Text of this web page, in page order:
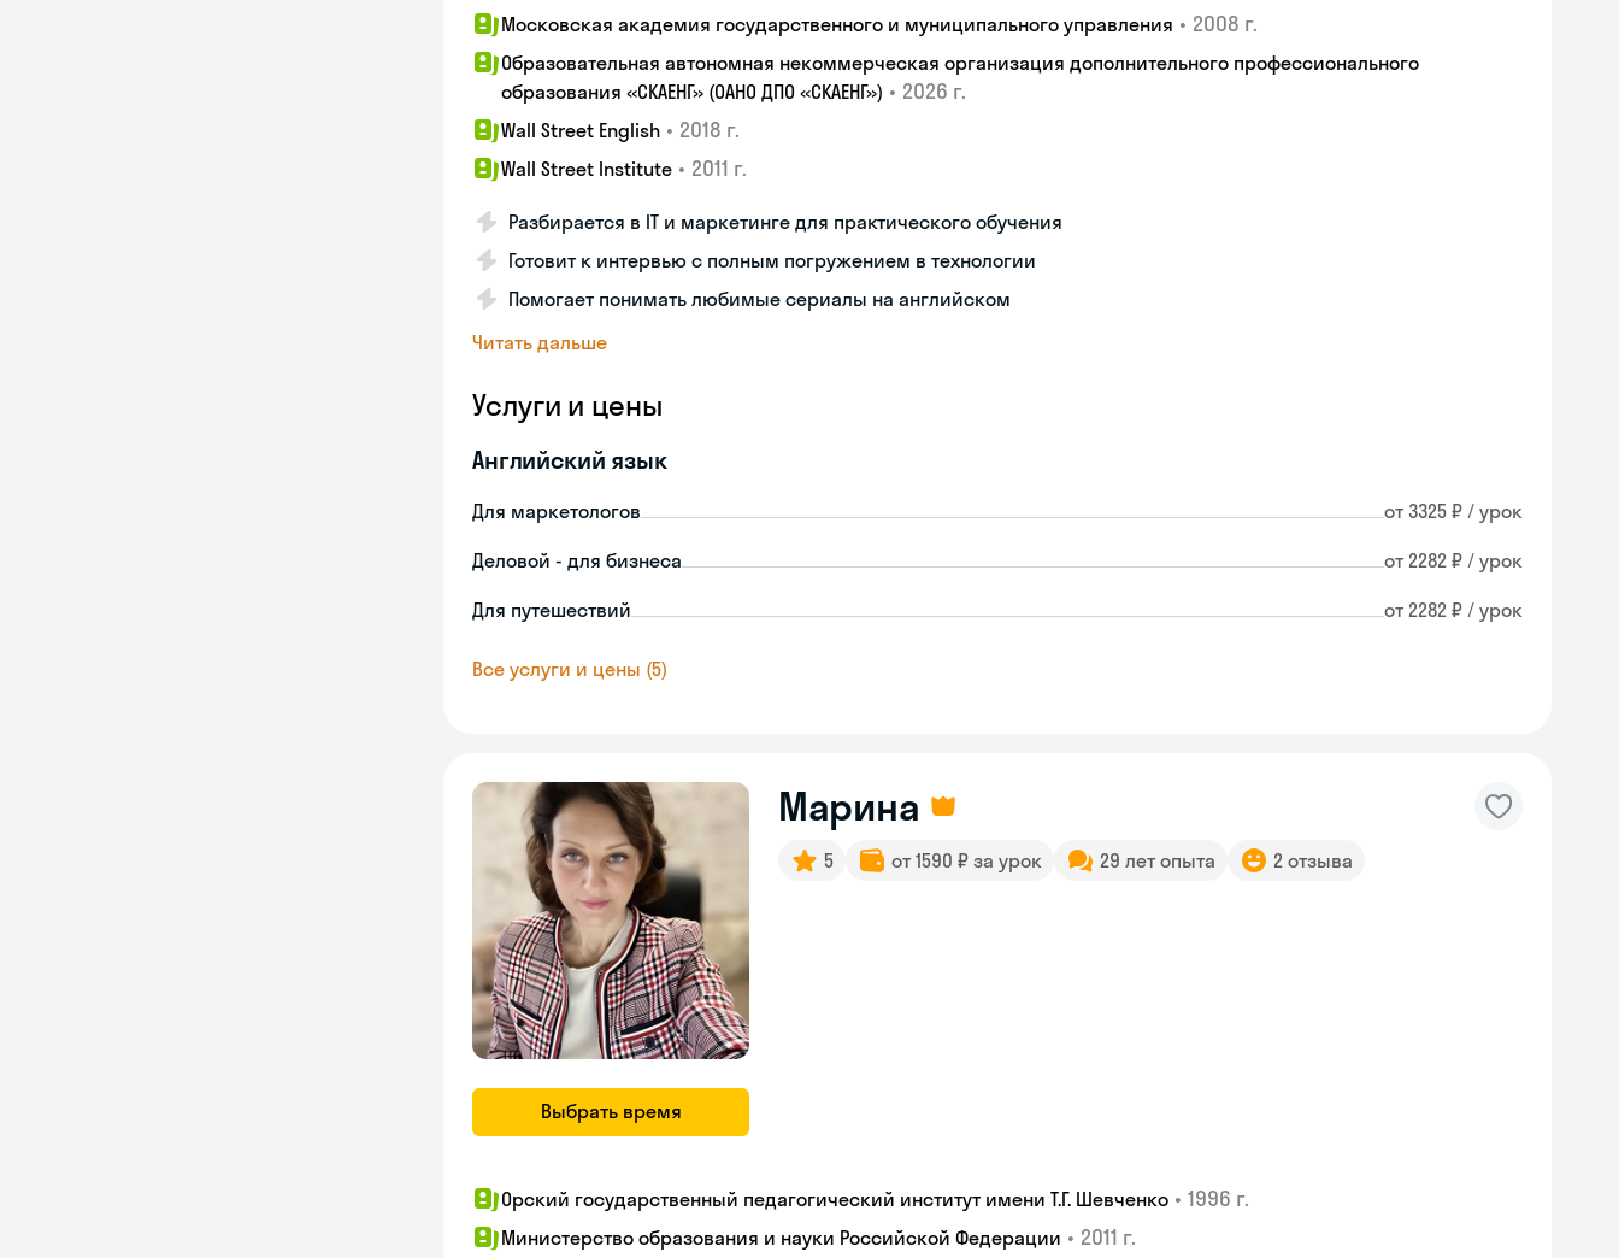
Московская академия государственного и муниципального управления • 2008 г.
Образовательная автономная некоммерческая организация дополнительного профессионального
образования «СКАЕНГ» (ОАНО ДПО «СКАЕНГ») • 2026 г.
Wall Street English • 2018 г.
Wall Street Institute • 2011 г.
Разбирается в IT и маркетинге для практического обучения
Готовит к интервью с полным погружением в технологии
Помогает понимать любимые сериалы на английском
Читать дальше
Услуги и цены
Английский язык
Для маркетологов от 3325 ₽ / урок
Деловой - для бизнеса от 2282 ₽ / урок
Для путешествий от 2282 ₽ / урок
Все услуги и цены (5)
Выбрать время
Марина
5 от 1590 ₽ за урок 29 лет опыта 2 отзыва
Орский государственный педагогический институт имени Т.Г. Шевченко • 1996 г.
Министерство образования и науки Российской Федерации • 2011 г.